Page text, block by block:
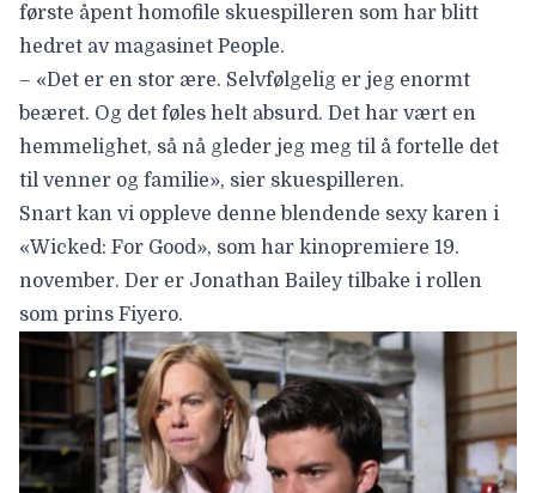
første åpent homofile skuespilleren som har blitt
hedret av magasinet People.
– «Det er en stor ære. Selvfølgelig er jeg enormt
beæret. Og det føles helt absurd. Det har vært en
hemmelighet, så nå gleder jeg meg til å fortelle det
til venner og familie», sier skuespilleren.
Snart kan vi oppleve denne blendende sexy karen i
«Wicked: For Good», som har kinopremiere 19.
november. Der er Jonathan Baileytilbake i rollen
som prins Fiyero.